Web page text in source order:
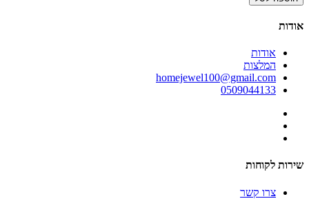
אודות
אודות
המלצות
homejewel100@gmail.com
0509044133
שירות לקוחות
צרו קשר